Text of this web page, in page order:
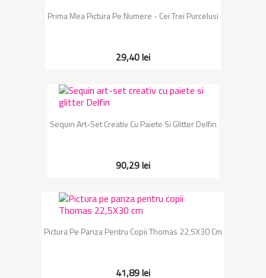
Prima Mea Pictura Pe Numere - Cei Trei Purcelusi
29,40 lei
Sequin Art-Set Creativ Cu Paiete Si Glitter Delfin
90,29 lei
Pictura Pe Panza Pentru Copii Thomas 22,5X30 Cm
41,89 lei